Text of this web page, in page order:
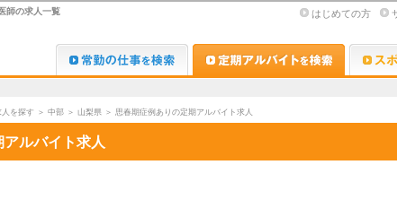
師の求人一覧 はじめての方
Dr.転職なび Dr.アルな
を探す ＞ 中部 ＞ 山梨県 ＞ 思春期症例ありの定期アルバイト求人
ルバイト求人